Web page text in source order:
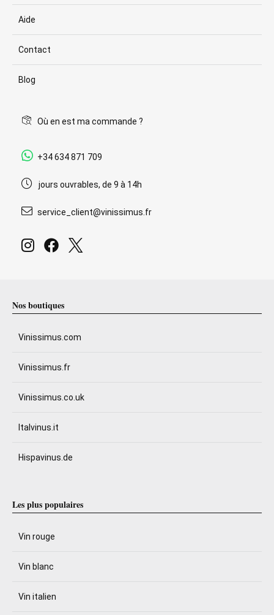
Aide
Contact
Blog
Où en est ma commande ?
+34 634 871 709
jours ouvrables, de 9 à 14h
service_client@vinissimus.fr
Nos boutiques
Vinissimus.com
Vinissimus.fr
Vinissimus.co.uk
Italvinus.it
Hispavinus.de
Les plus populaires
Vin rouge
Vin blanc
Vin italien